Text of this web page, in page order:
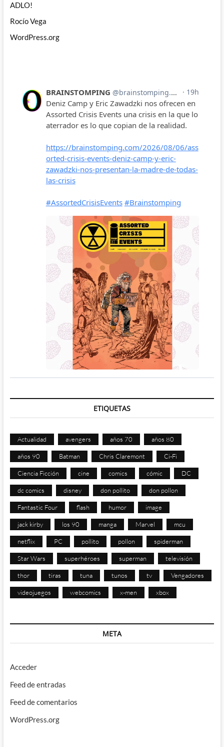
ADLO!
Rocío Vega
WordPress.org
ETIQUETAS
Actualidad avengers años 70 años 80
años 90 Batman Chris Claremont Ci-Fi
Ciencia Ficción cine comics cómic DC
dc comics disney don pollito don pollon
Fantastic Four flash humor image
jack kirby los 90 manga Marvel mcu
netflix PC pollito pollon spiderman
Star Wars superhéroes superman televisión
thor tiras tuna tunos tv Vengadores
videojuegos webcomics x-men xbox
META
Acceder
Feed de entradas
Feed de comentarios
WordPress.org